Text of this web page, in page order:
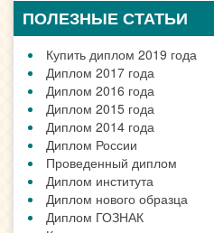
ПОЛЕЗНЫЕ СТАТЬИ
Купить диплом 2019 года
Диплом 2017 года
Диплом 2016 года
Диплом 2015 года
Диплом 2014 года
Диплом России
Проведенный диплом
Диплом института
Диплом нового образца
Диплом ГОЗНАК